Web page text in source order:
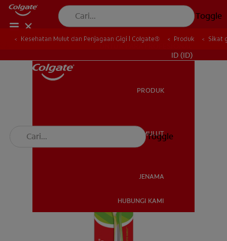
Toggle
ID (ID)
PRODUK
KESEHATAN MULUT
JENAMA
HUBUNGI KAMI
Toggle
Kesehatan Mulut dan Penjagaan Gigi | Colgate® Produk Sikat